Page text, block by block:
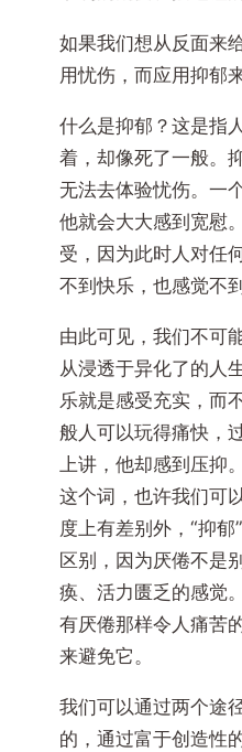
如果我们想从反面来
用忧伤，而应用抑郁
什么是抑郁？这是指
着，却像死了一般。
无法去体验忧伤。一
他就会大大感到宽慰
受，因为此时人对任
不到快乐，也感觉不
由此可见，我们不可
从浸透于异化了的人
乐就是感受充实，而
般人可以玩得痛快，
上讲，他却感到压抑
这个词，也许我们可
度上有差别外，“抑
区别，因为厌倦不是
痪、活力匮乏的感觉
有厌倦那样令人痛苦
来避免它。
我们可以通过两个途
的，通过富于创造性